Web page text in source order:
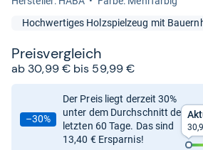
Hochwertiges Holzspielzeug mit
Preis­ver­gleich
ab 30,99 € bis 59,99 €
–30%
Der Preis liegt derzeit 30%
unter dem Durchschnitt der
letzten 60 Tage. Das sind
13,40 € Ersparnis!